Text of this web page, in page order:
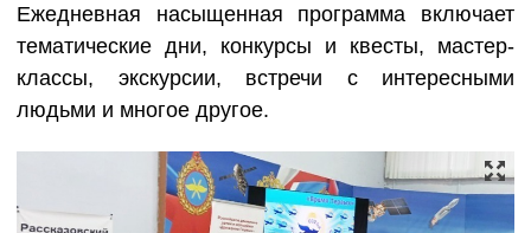
Ежедневная насыщенная программа включает
тематические дни, конкурсы и квесты, мастер-
классы, экскурсии, встречи с интересными
людьми и многое другое.